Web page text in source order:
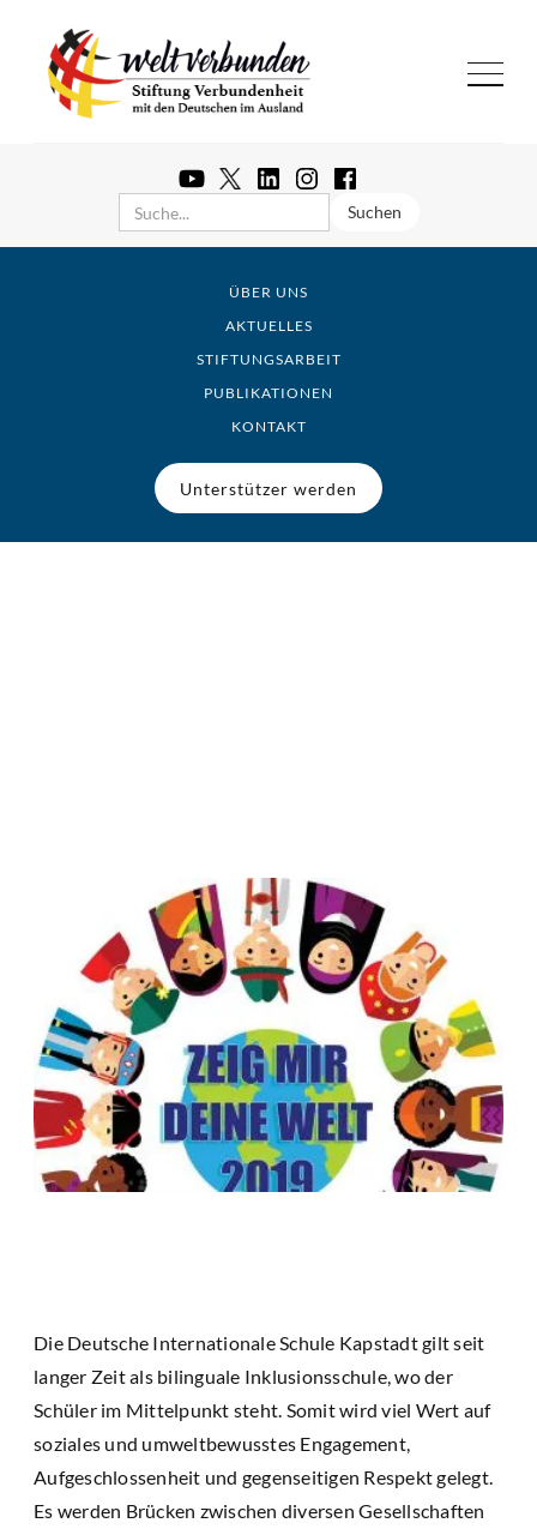
ÜBER UNS
AKTUELLES
STIFTUNGSARBEIT
PUBLIKATIONEN
KONTAKT
Unterstützer werden
Die Deutsche Internationale Schule Kapstadt gilt seit
langer Zeit als bilinguale Inklusionsschule, wo der
Schüler im Mittelpunkt steht. Somit wird viel Wert auf
soziales und umweltbewusstes Engagement,
Aufgeschlossenheit und gegenseitigen Respekt gelegt.
Es werden Brücken zwischen diversen Gesellschaften